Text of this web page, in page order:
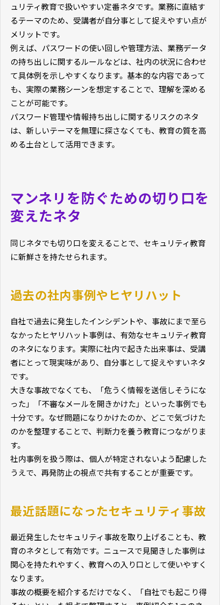
ュリティ教育で扱いやすい定番ネタです。業務に直結す
るテーマのため、受講者が自分事として捉えやすい点が
メリットです。
例えば、パスワードの使い回しや管理方法、業務データ
の持ち出しに関するルールなどは、社内の状況に合わせ
て具体例を示しやすくなります。基本的な内容であって
も、実際の業務シーンを想定することで、理解を深める
ことが可能です。
パスワード管理や情報持ち出しに関するリスクのネタ
は、新しいテーマを無理に探さなくても、教育の質を高
める土台として活用できます。
マンネリを防ぐための切り口を
変えたネタ
同じネタでも切り口を変えることで、セキュリティ教育
に新鮮さを持たせられます。
過去の社内事例やヒヤリハット
自社で過去に発生したインシデントや、事故にまで至ら
なかったヒヤリハット事例は、有効なセキュリティ教育
のネタになります。実際に社内で起きた出来事は、受講
者にとって現実味があり、自分事として捉えやすいネタ
です。
大きな事故でなくても、「危うく情報を送信しそうにな
った」「不審なメールを開きかけた」といった事例でも
十分です。なぜ問題になりかけたのか、どこで気づけた
のかを整理することで、判断力を養う教育につながりま
す。
社内事例を扱う際は、個人が特定されないよう配慮した
うえで、再発防止の視点で共有することが重要です。
最近話題になったセキュリティ事故
最近発生したセキュリティ事故を取り上げることも、教
育のネタとして有効です。ニュースで見聞きした事例は
関心を持たれやすく、教育への入り口として使いやすく
なります。
事故の概要を紹介するだけでなく、「自社でも起こり得